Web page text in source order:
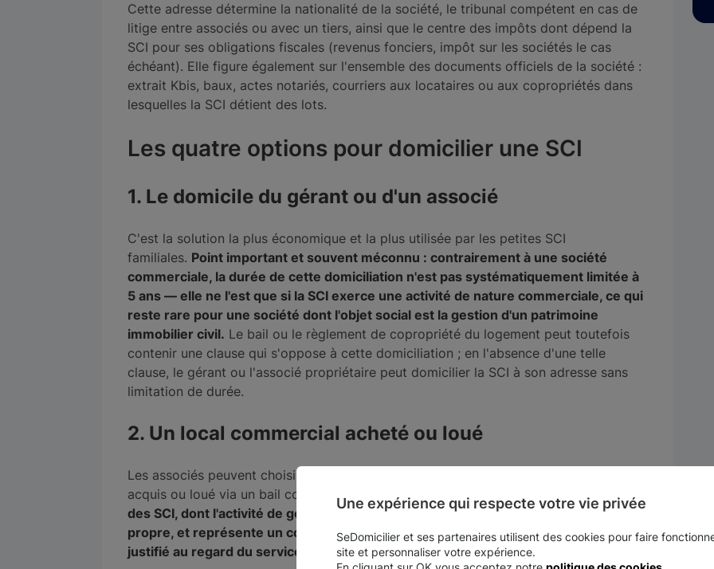
Cette adresse détermine la nationalité de la société, le tribunal compétent en cas de
litige entre associés ou avec un tiers, ainsi que le centre des impôts dont dépend la
SCI pour ses obligations fiscales (revenus fonciers, impôt sur les sociétés le cas
échéant). Elle figure également sur l'ensemble des documents officiels de la société :
extrait Kbis, baux, actes notariés, courriers aux locataires ou aux copropriétés dans
lesquelles la SCI détient des lots.
Les quatre options pour domicilier une SCI
1. Le domicile du gérant ou d'un associé
C'est la solution la plus économique et la plus utilisée par les petites SCI
familiales. Point important et souvent méconnu : contrairement à une société
commerciale, la durée de cette domiciliation n'est pas systématiquement limitée à
5 ans — elle ne l'est que si la SCI exerce une activité de nature commerciale, ce qui
reste rare pour une société dont l'objet social est la gestion d'un patrimoine
immobilier civil. Le bail ou le règlement de copropriété du logement peut toutefois
contenir une clause qui s'oppose à cette domiciliation ; en l'absence d'une telle
clause, le gérant ou l'associé propriétaire peut domicilier la SCI à son adresse sans
limitation de durée.
2. Un local commercial acheté ou loué
Les associés peuvent choisir d'établir le siège social dans un local commercial dédié,
acquis ou loué via un bail commercial.
Cette option reste peu adaptée à la majorité
des SCI, dont l'activité de gestion immobilière ne justifie généralement pas un local
propre, et représente un coût fixe (loyer, charges, dépôt de garantie) rarement
justifié au regard du service rendu.
Une expérience qui respecte votre vie privée
SeDomicilier et ses partenaires utilisent des cookies pour faire
site et personnaliser votre expérience.